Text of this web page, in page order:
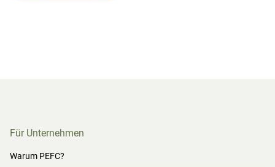
Für Unternehmen
Warum PEFC?